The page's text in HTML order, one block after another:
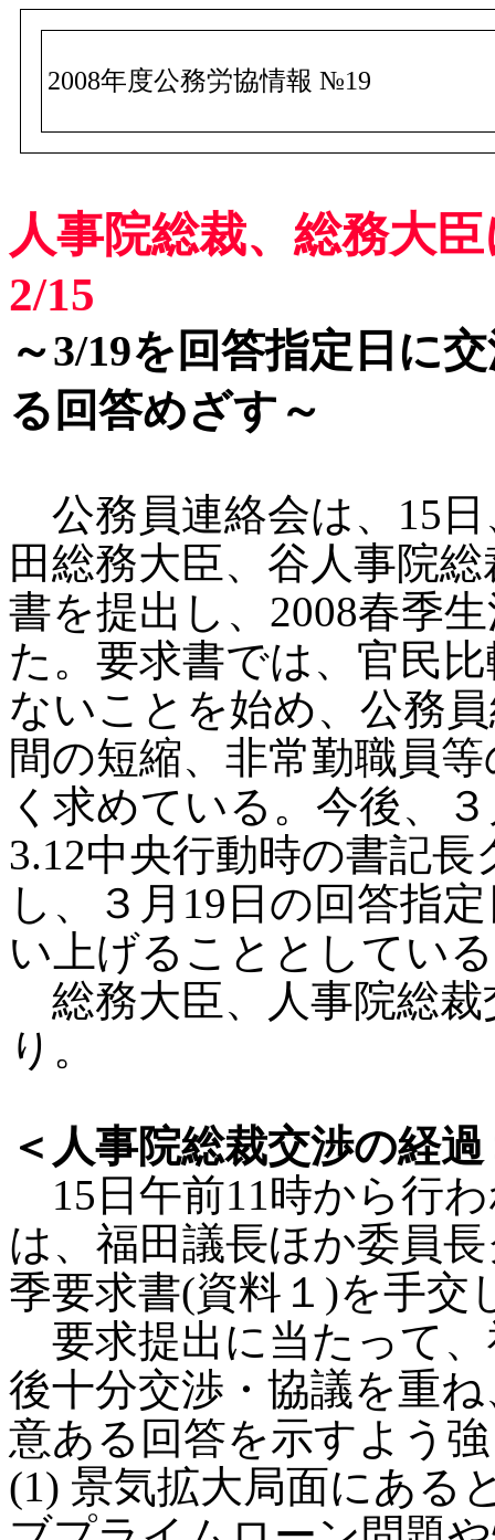
2008年度公務労協情報 №19
人事院総裁、総務大
2/15
～3/19を回答指定日に
る回答めざす～
公務員連絡会は、15
田総務大臣、谷人事院
書を提出し、2008春季
た。要求書では、官民
ないことを始め、公務
間の短縮、非常勤職員
く求めている。今後、
3.12中央行動時の書記
し、３月19日の回答指
い上げることとしてい
総務大臣、人事院総裁
り。
＜人事院総裁交渉の経過
15日午前11時から行
は、福田議長ほか委員
季要求書(資料１)を手交
要求提出に当たって
後十分交渉・協議を重
意ある回答を示すよう
(1) 景気拡大局面にある